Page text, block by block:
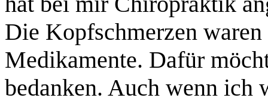
Die Kopfschmerzen
Medikamente. Dafür
bedanken. Auch wenn ich